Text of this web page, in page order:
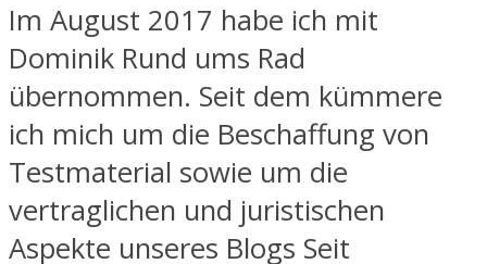
Im August 2017 habe ich mit
Dominik Rund ums Rad
übernommen. Seit dem kümmere
ich mich um die Beschaffung von
Testmaterial sowie um die
vertraglichen und juristischen
Aspekte unseres Blogs Seit